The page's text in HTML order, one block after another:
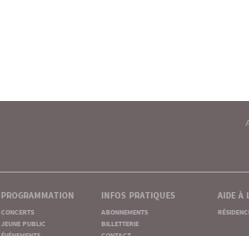
programmation
concerts
jeune public
infos pratiques
abonnements
billetterie
aide